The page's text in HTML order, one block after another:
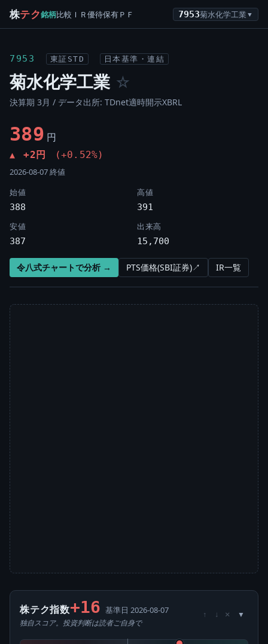
株テク銘柄比較 ＩＲ優待保有ＰＦ 7953菊水化学工業 ▼
7953 東証STD 日本基準・連結
菊水化学工業 ☆
決算期 3月 / データ出所: TDnet適時開示XBRL
389 円
▲ +2円 (+0.52%)
2026-08-07 終値
始値
388
高値
391
安値
387
出来高
15,700
令八式チャートで分析 → PTS価格(SBI証券)↗ IR一覧
株テク指数+16 基準日 2026-08-07
独自スコア。投資判断は読者ご自身で
↑ ↓ ×